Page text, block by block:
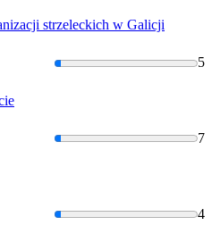
strzeleckich w Galicji
5
7
4